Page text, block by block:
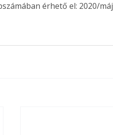
érhető el: 2020/